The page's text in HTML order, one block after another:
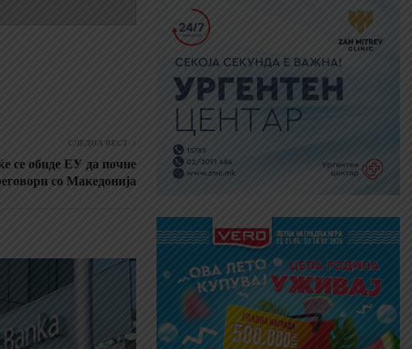
СЛЕДНА ВЕСТ
се обиде ЕУ да почне
со Македонија